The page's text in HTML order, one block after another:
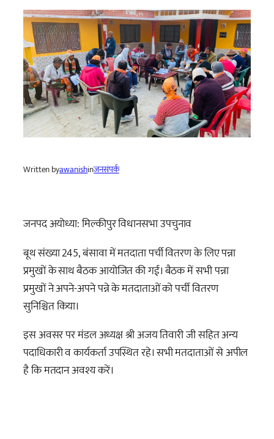
Written byawanishinजनसंपर्क
जनपद अयोध्या: मिल्कीपुर विधानसभा उपचुनाव
बूथ संख्या 245, बंसावा में मतदाता पर्ची वितरण के लिए पन्ना
प्रमुखों के साथ बैठक आयोजित की गई। बैठक में सभी पन्ना
प्रमुखों ने अपने-अपने पन्ने के मतदाताओं को पर्ची वितरण
सुनिश्चित किया।
इस अवसर पर मंडल अध्यक्ष श्री अजय तिवारी जी सहित अन्य
पदाधिकारी व कार्यकर्ता उपस्थित रहे। सभी मतदाताओं से अपील
है कि मतदान अवश्य करें।